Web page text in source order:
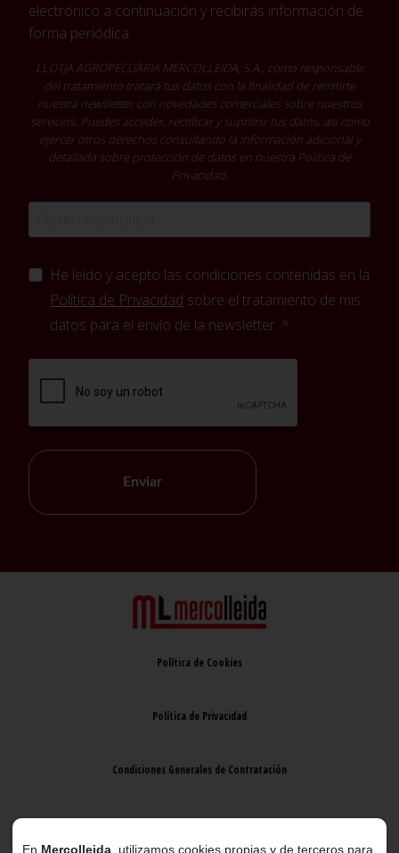
electrónico a continuación y recibirás información de
forma periódica
LLOTJA AGROPECUÀRIA MERCOLLEIDA, S.A., como responsable
del tratamiento tratará tus datos con la finalidad de remitirte
nuestra newsletter con novedades comerciales sobre nuestros
servicios. Puedes acceder, rectificar y suprimir tus datos, así como
ejercer otros derechos consultando la información adicional y
detallada sobre protección de datos en nuestra Política de
Privacidad.
He leído y acepto las condiciones contenidas en la
Política de Privacidad sobre el tratamiento de mis
datos para el envío de la newsletter.
Enviar
Política de Cookies
Política de Privacidad
Condiciones Generales de Contratación
En Mercolleida , utilizamos cookies propias y de terceros para